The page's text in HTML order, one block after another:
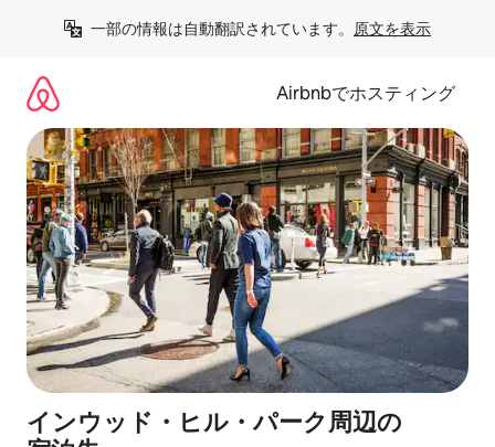
一部の情報は自動翻訳されています。 原文を表示
Airbnbでホスティング
インウッド・ヒル・パーク⁠周⁠辺⁠の